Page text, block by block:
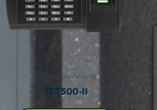
Control de Acceso
TFT500-II